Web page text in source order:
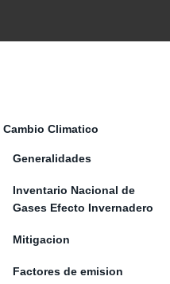
Cambio Climatico
Generalidades
Inventario Nacional de
Gases Efecto Invernadero
Mitigacion
Factores de emision